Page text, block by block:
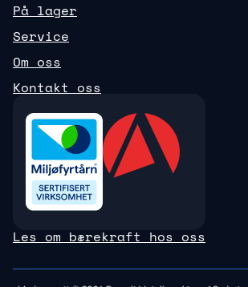
På lager
Service
Om oss
Kontakt oss
Les om bærekraft hos oss